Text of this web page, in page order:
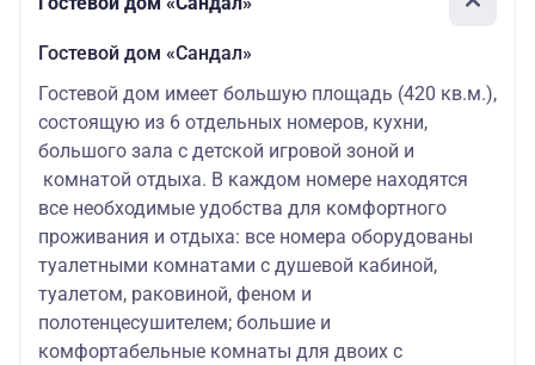
Гостевой дом «Сандал»
Гостевой дом имеет большую площадь (420 кв.м.),
состоящую из 6 отдельных номеров, кухни,
большого зала с детской игровой зоной и
комнатой отдыха. В каждом номере находятся
все необходимые удобства для комфортного
проживания и отдыха: все номера оборудованы
туалетными комнатами с душевой кабиной,
туалетом, раковиной, феном и
полотенцесушителем; большие и
комфортабельные комнаты для двоих с